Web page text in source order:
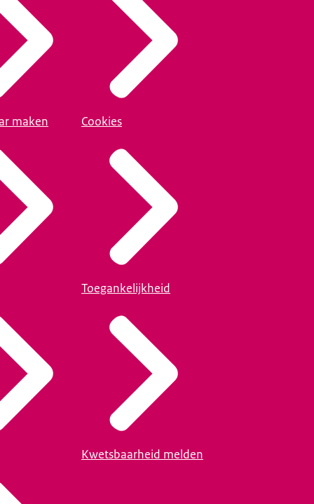
maken Cookies
Toegankelijkheid
Kwetsbaarheid melden